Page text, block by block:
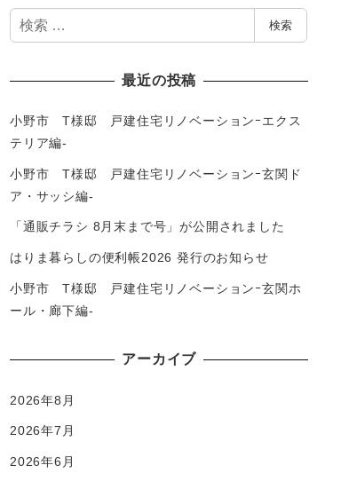
検
索
検索
最近の投稿
小野市 T様邸 戸建住宅リノベーションｰエクス
テリア編-
小野市 T様邸 戸建住宅リノベーションｰ玄関ド
ア・サッシ編-
「通販チラシ 8月末まで号」が公開されました
はりま暮らしの便利帳2026 発行のお知らせ
小野市 T様邸 戸建住宅リノベーションｰ玄関ホ
ール・廊下編-
アーカイブ
2026年8月
2026年7月
2026年6月